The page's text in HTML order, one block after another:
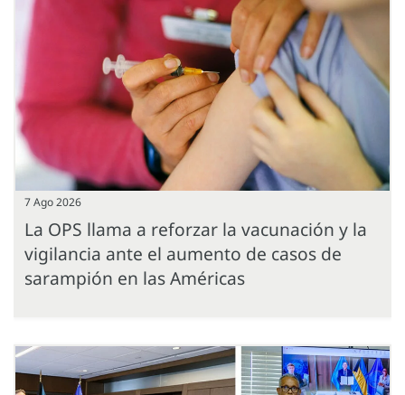
7 Ago 2026
La OPS llama a reforzar la vacunación y la
vigilancia ante el aumento de casos de
sarampión en las Américas